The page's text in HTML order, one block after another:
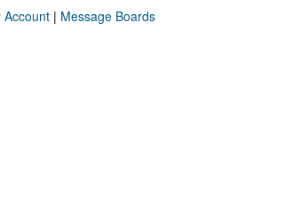
Account| Message Boards